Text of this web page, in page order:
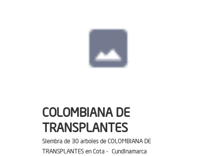
COLOMBIANA DE
TRANSPLANTES
Siembra de 30 arboles de COLOMBIANA DE
TRANSPLANTES en Cota - Cundinamarca